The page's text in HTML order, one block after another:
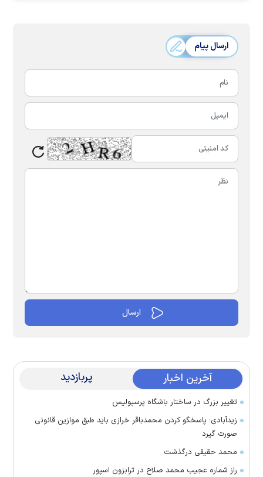
ارسال پیام
آخرین اخبار پربازدید
تغییر بزرگ در ساختار باشگاه پرسپولیس
زیدآبادی: پاسخگو کردن محمدباقر خرازی باید طبق موازین قانونی
صورت گیرد
محمد حقیقی درگذشت
راز شماره عجیب محمد صلاح در ترابزون اسپور